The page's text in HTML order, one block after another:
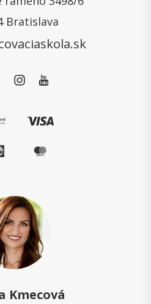
Bratislava
Kmecová